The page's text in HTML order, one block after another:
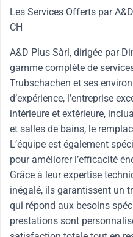
Les Services Offerts par
CH
A&D Plus Sàrl, dirigée par
gamme complète de
Trubschachen et ses
d’expérience, l’entreprise
intérieure et extérieure,
et salles de bains, le
L’équipe est également
pour améliorer l’efficacité
Grâce à leur expertise
inégalé, ils garantissent un
qui répond aux besoins
prestations sont